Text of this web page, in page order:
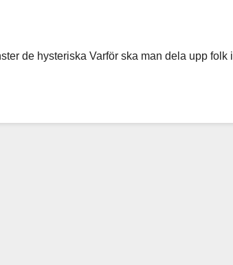
de hysteriska Varför ska man dela upp folk i